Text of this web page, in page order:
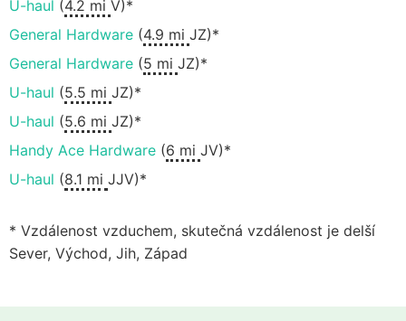
U-haul (4.2 mi V)*
General Hardware (4.9 mi JZ)*
General Hardware (5 mi JZ)*
U-haul (5.5 mi JZ)*
U-haul (5.6 mi JZ)*
Handy Ace Hardware (6 mi JV)*
U-haul (8.1 mi JJV)*
* Vzdálenost vzduchem, skutečná vzdálenost je delší
Sever, Východ, Jih, Západ